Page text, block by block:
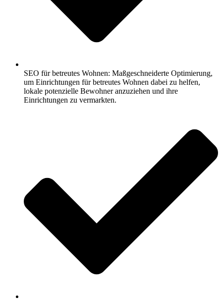
SEO für betreutes Wohnen: Maßgeschneiderte Optimierung,
um Einrichtungen für betreutes Wohnen dabei zu helfen,
lokale potenzielle Bewohner anzuziehen und ihre
Einrichtungen zu vermarkten.